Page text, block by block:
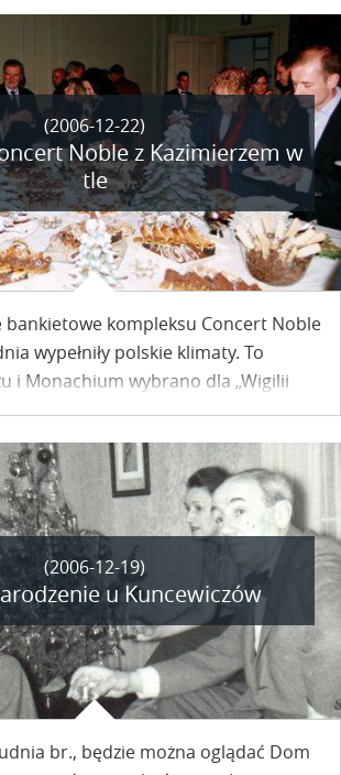
Rok, żeby był jeszcze lepszy niż
Redakcja Portalu
(2006-12-22)
Noble z Kazimierzem w
tle
bankietowe kompleksu Concert Noble
wypełniły polskie klimaty. To
i Monachium wybrano dla „Wigilii
której celem było pokazanie Polski
kraju otwartego na Europę, z
narodowe tradycje i
tej imprezy była dziełem
z Kazimierza.
(2006-12-19)
u Kuncewiczów
br., będzie można oglądać Dom